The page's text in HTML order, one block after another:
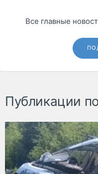
Все главные
Публикации